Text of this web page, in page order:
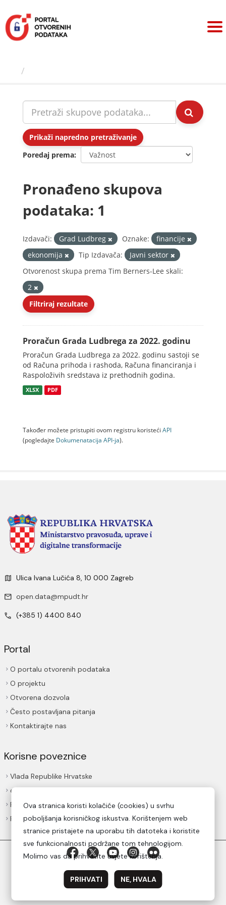
sadržaj
Prikaži napredno pretraživanje
Poredaj prema
Pronađeno skupova
podataka: 1
Izdavači: Grad Ludbreg Oznake:
financije
ekonomija
Tip Izdavača:
Javni sektor
Otvorenost skupa prema Tim Berners-Lee skali:
2
Filtriraj rezultate
Proračun Grada Ludbrega za 2022. godinu
Proračun Grada Ludbrega za 2022. godinu sastoji se
od Računa prihoda i rashoda, Računa financiranja i
Raspoloživih sredstava iz prethodnih godina.
XLSX PDF
Također možete pristupiti ovom registru koristeći API
(pogledajte Dokumenаtаcijа API-jа).